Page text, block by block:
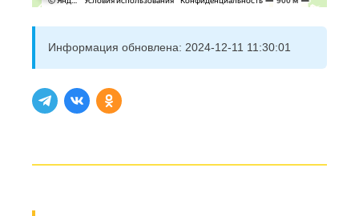
Информация обновлена: 2024-12-11 11:30:01